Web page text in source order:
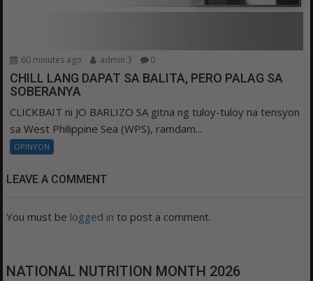
60 minutes ago admin 3 0
CHILL LANG DAPAT SA BALITA, PERO PALAG SA
SOBERANYA
CLICKBAIT ni JO BARLIZO SA gitna ng tuloy-tuloy na tensyon
sa West Philippine Sea (WPS), ramdam...
OPINYON
LEAVE A COMMENT
You must be logged in to post a comment.
NATIONAL NUTRITION MONTH 2026